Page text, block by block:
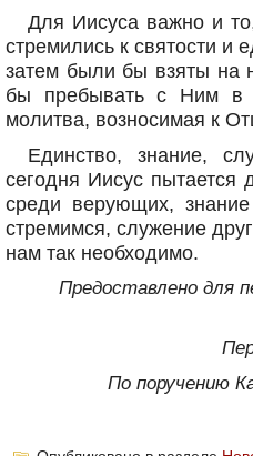
Для Иисуса важно и
стремились к святости и
затем были бы взяты на
бы пребывать с Ним в
молитва, возносимая к
Единство, знание,
сегодня Иисус пытается
среди верующих,
стремимся, служение
нам так необходимо.
Предоставлено для
По поручению